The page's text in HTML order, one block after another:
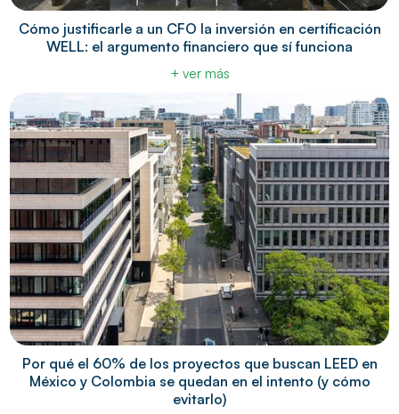
Cómo justificarle a un CFO la inversión en certificación
WELL: el argumento financiero que sí funciona
+ ver más
Por qué el 60% de los proyectos que buscan LEED en
México y Colombia se quedan en el intento (y cómo
evitarlo)